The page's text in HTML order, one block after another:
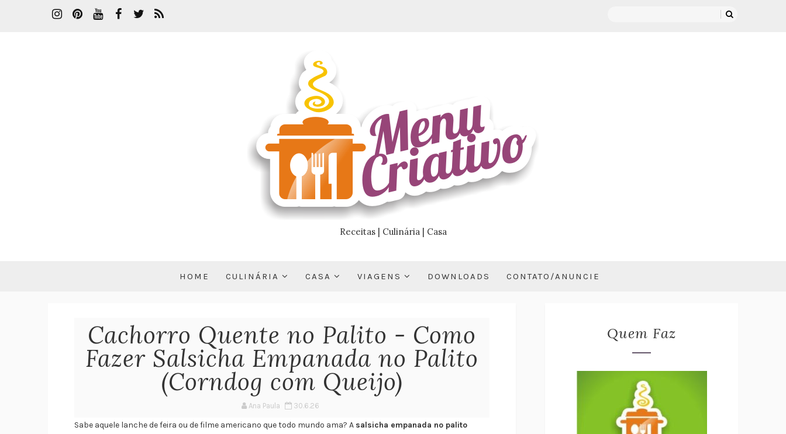
Receitas | Culinária | Casa
HOME CULINÁRIA CASA VIAGENS DOWNLOADS CONTATO/ANUNCIE
Cachorro Quente no Palito - Como
Fazer Salsicha Empanada no Palito
(Corndog com Queijo)
Ana Paula 30.6.26
Sabe aquele lanche de feira ou de filme americano que todo mundo ama? A salsicha empanada no palito
Quem Faz